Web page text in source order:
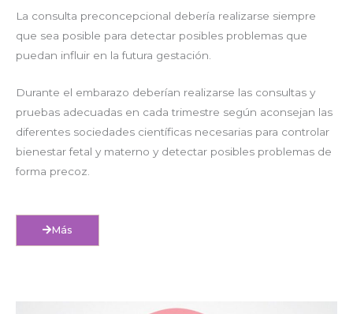
La consulta preconcepcional debería realizarse siempre
que sea posible para detectar posibles problemas que
puedan influir en la futura gestación.
Durante el embarazo deberían realizarse las consultas y
pruebas adecuadas en cada trimestre según aconsejan las
diferentes sociedades científicas necesarias para controlar
bienestar fetal y materno y detectar posibles problemas de
forma precoz.
Más